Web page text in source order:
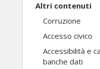
Altri contenuti
Corruzione
Accesso civico
Accessibilità e
banche dati